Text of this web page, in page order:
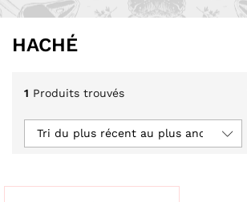
HACHÉ
1 Produits trouvés
Tri du plus récent au plus ancien